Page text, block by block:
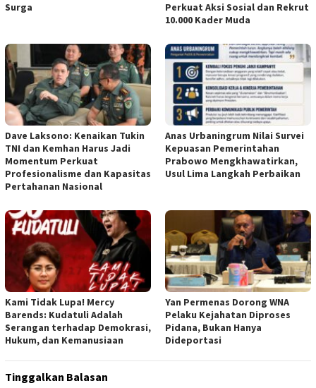
Surga
Perkuat Aksi Sosial dan Rekrut
10.000 Kader Muda
Dave Laksono: Kenaikan Tukin
TNI dan Kemhan Harus Jadi
Momentum Perkuat
Profesionalisme dan Kapasitas
Pertahanan Nasional
Anas Urbaningrum Nilai Survei
Kepuasan Pemerintahan
Prabowo Mengkhawatirkan,
Usul Lima Langkah Perbaikan
Kami Tidak Lupa! Mercy
Barends: Kudatuli Adalah
Serangan terhadap Demokrasi,
Hukum, dan Kemanusiaan
Yan Permenas Dorong WNA
Pelaku Kejahatan Diproses
Pidana, Bukan Hanya
Dideportasi
Tinggalkan Balasan